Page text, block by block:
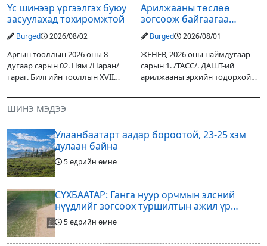
Үс шинээр үргээлгэх буюу
засуулахад тохиромжтой
Burged 2026/08/02
Аргын тооллын 2026 оны 8
дугаар сарын 02. Ням /Наран/
гараг. Билгийн тооллын XVII
гал Морин жилийн Зуны адаг
хөхөгчин хонь сарын шинийн
19, Адъяа /Асралт/
Арилжааны төслөө
зогсоож байгаагаа
Ж.Инфантино мэдэгдэв
Burged 2026/08/01
ЖЕНЕВ, 2026 оны наймдугаар
сарын 1. /ТАСС/. ДАШТ-ий
арилжааны эрхийн тодорхой
оруулагчдад худалдах
шийдвэрлэснээ ФИФА-гийн
ерөнхийлөгч Жанни
ШИНЭ МЭДЭЭ
Улаанбаатарт аадар бороотой, 23-25 хэм
дулаан байна
5 өдрийн өмнө
СҮХБААТАР: Ганга нуур орчмын элсний
нүүдлийг зогсоох туршилтын ажил үр
дүнгээ өгч эхэлжээ
5 өдрийн өмнө